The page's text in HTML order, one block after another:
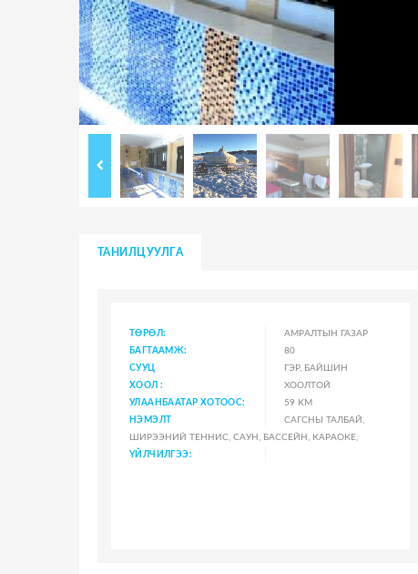
ТАНИЛЦУУЛГА
ТӨРӨЛ:
АМРАЛТЫН ГАЗАР
БАГТААМЖ:
80
СУУЦ
ГЭР, БАЙШИН
ХООЛ :
ХООЛТОЙ
УЛААНБААТАР ХОТООС:
59 КМ
НЭМЭЛТ
САГСНЫ ТАЛБАЙ,
ШИРЭЭНИЙ ТЕННИС, САУН, БАССЕЙН, КАРАОКЕ,
ҮЙЛЧИЛГЭЭ: